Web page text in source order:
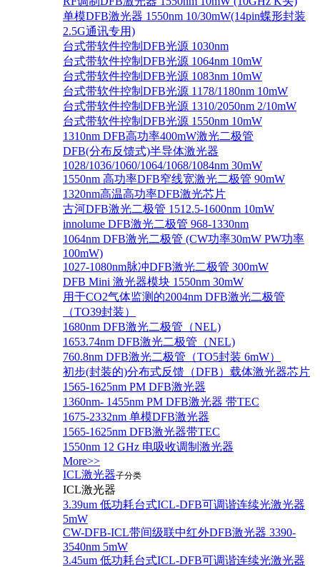
单模DFB激光器 1550nm 10/30mW(14pin蝶形封装
2.5G通讯专用)
台式带软件控制DFB光源 1030nm
台式带软件控制DFB光源 1064nm 10mW
台式带软件控制DFB光源 1083nm 10mW
台式带软件控制DFB光源 1178/1180nm 10mW
台式带软件控制DFB光源 1310/2050nm 2/10mW
台式带软件控制DFB光源 1550nm 10mW
1310nm DFB高功率400mW激光二极管
DFB(分布反馈式)半导体激光器
1028/1036/1060/1064/1068/1084nm 30mW
1550nm 高功率DFB窄线宽激光二极管 90mW
1320nm高温高功率DFB激光芯片
古河DFB激光二极管 1512.5-1600nm 10mW
innolume DFB激光二极管 968-1330nm
1064nm DFB激光二极管 (CW功率30mW PW功率
100mW)
1027-1080nm脉冲DFB激光二极管 300mW
DFB Mini 激光器模块 1550nm 30mW
用于CO2气体监测的2004nm DFB激光二极管
（TO39封装）
1680nm DFB激光二极管（NEL)
1653.74nm DFB激光二极管（NEL)
760.8nm DFB激光二极管（TO5封装 6mW）
初步(封装的)分布式反馈（DFB）载体激光器芯片
1565-1625nm PM DFB激光器
1360nm- 1455nm PM DFB激光器 带TEC
1675-2332nm 单模DFB激光器
1565-1625nm DFB激光器带TEC
1550nm 12 GHz 电吸收调制激光器
More>>
ICL激光器子分类
ICL激光器
3.39um 低功耗台式ICL-DFB可调谐连续光激光器
5mW
CW-DFB-ICL带间级联中红外DFB激光器 3390-
3540nm 5mW
3.45um 低功耗台式ICL-DFB可调谐连续光激光器